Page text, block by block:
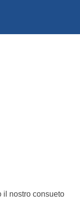
il nostro consueto